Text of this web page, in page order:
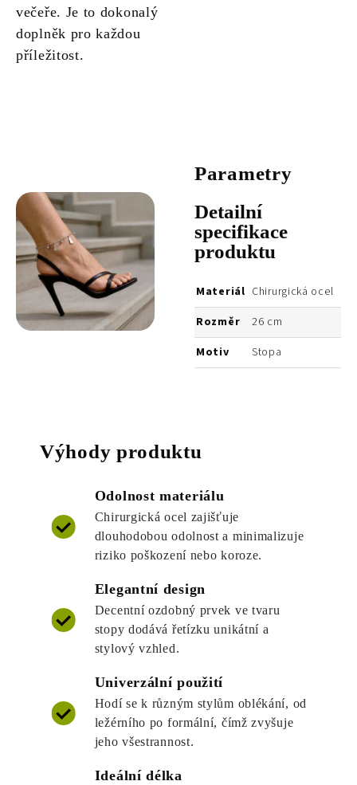
večeře. Je to dokonalý
doplněk pro každou
příležitost.
Parametry
Detailní
specifikace
produktu
Materiál Chirurgická ocel
Rozměr
26 cm
Motiv
Stopa
Výhody produktu
Odolnost materiálu
Chirurgická ocel zajišťuje
dlouhodobou odolnost a minimalizuje
riziko poškození nebo koroze.
Elegantní design
Decentní ozdobný prvek ve tvaru
stopy dodává řetízku unikátní a
stylový vzhled.
Univerzální použití
Hodí se k různým stylům oblékání, od
ležérního po formální, čímž zvyšuje
jeho všestrannost.
Ideální délka